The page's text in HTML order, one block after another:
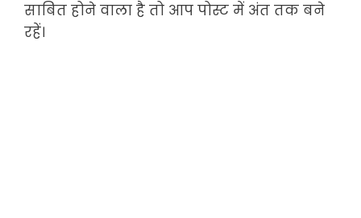
साबित होने वाला है तो आप पोस्ट में अंत तक बने
रहें।